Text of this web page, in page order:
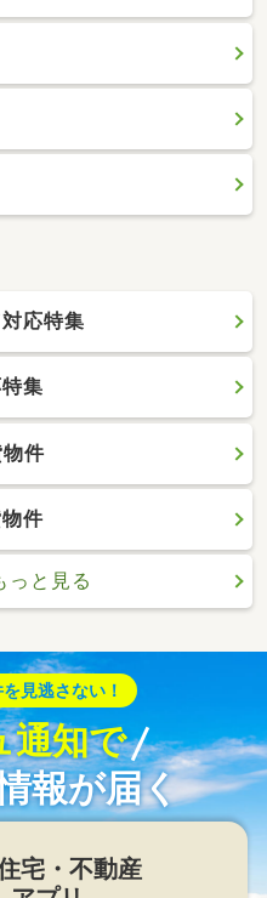
応特集
集
件
件
っと見る
見逃さない！
通知で
報が届く
宅・不動産